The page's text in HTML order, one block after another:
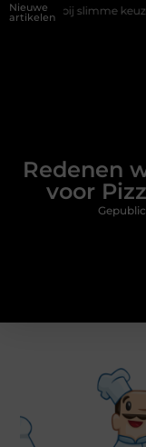
Nieuwe
artikelen
keuzes
Redenen
voor